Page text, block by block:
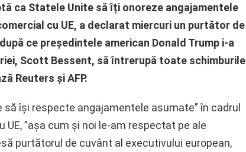
ca Statele Unite să îți onoreze angajamentele
cu UE, a declarat miercuri un purtător de
ce președintele american Donald Trump i-a
Scott Bessent, să întrerupă toate schimburile
Reuters și AFP.
își respecte angajamentele asumate” în cadrul
”așa cum și noi le-am respectat pe ale
purtătorul de cuvânt al executivului european,